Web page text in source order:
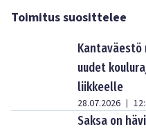
Toimitus suosittelee
uudet
liikkeelle
28.07.2026 |
Saksa on